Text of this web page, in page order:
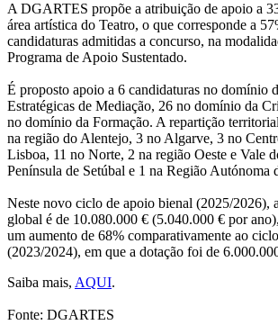
A DGARTES propõe a atribuição de apoio a
área artística do Teatro, o que corresponde a
candidaturas admitidas a concurso, na
Programa de Apoio Sustentado.
É proposto apoio a 6 candidaturas no domínio
Estratégicas de Mediação, 26 no domínio da
no domínio da Formação. A repartição
na região do Alentejo, 3 no Algarve, 3 no
Lisboa, 11 no Norte, 2 na região Oeste e Vale
Península de Setúbal e 1 na Região Autónoma
Neste novo ciclo de apoio bienal (2025/2026),
global é de 10.080.000 € (5.040.000 € por
um aumento de 68% comparativamente ao
(2023/2024), em que a dotação foi de
Saiba mais, AQUI.
Fonte: DGARTES